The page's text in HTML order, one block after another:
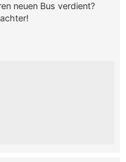
neuen Bus verdient?